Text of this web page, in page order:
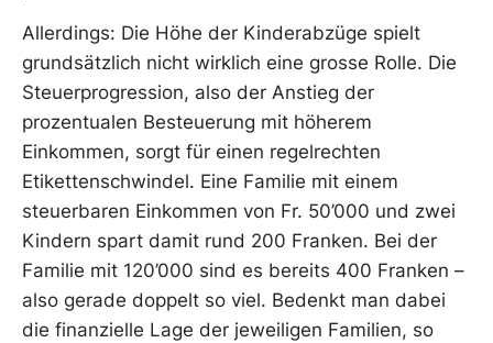
Allerdings: Die Höhe der Kinderabzüge spielt
grundsätzlich nicht wirklich eine grosse Rolle. Die
Steuerprogression, also der Anstieg der
prozentualen Besteuerung mit höherem
Einkommen, sorgt für einen regelrechten
Etikettenschwindel. Eine Familie mit einem
steuerbaren Einkommen von Fr. 50’000 und zwei
Kindern spart damit rund 200 Franken. Bei der
Familie mit 120’000 sind es bereits 400 Franken –
also gerade doppelt so viel. Bedenkt man dabei
die finanzielle Lage der jeweiligen Familien, so